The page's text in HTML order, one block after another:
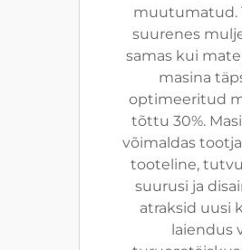
muutumatud.
suurenes
samas kui
masina
optimeeritud
tõttu 30%.
võimaldas
tooteline,
suurusi ja
atraksid uusi
laiendus